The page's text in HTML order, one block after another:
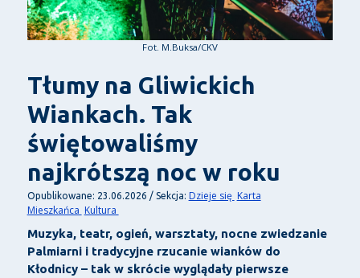
Fot. M.Buksa/CKV
Tłumy na Gliwickich
Wiankach. Tak
świętowaliśmy
najkrótszą noc w roku
Opublikowane: 23.06.2026 / Sekcja: Dzieje się Karta
Mieszkańca Kultura
Muzyka, teatr, ogień, warsztaty, nocne zwiedzanie
Palmiarni i tradycyjne rzucanie wianków do
Kłodnicy – tak w skrócie wyglądały pierwsze